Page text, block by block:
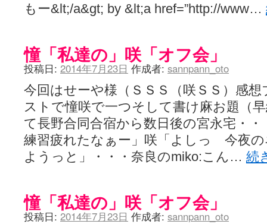
もー&lt;/a&gt; by &lt;a href=”http://www…
憧「私達の」咲「オフ会」
投稿日: 2014年7月23日 作成者: sannpann_oto
今回はせーや様（ＳＳＳ（咲ＳＳ）感
ストで憧咲で一つそして書け麻お題（
て長野合同合宿から数日後の宮永宅・
練習疲れたなぁー」咲「よしっ 今夜
ようっと」・・・奈良のmiko:こん… 続
憧「私達の」咲「オフ会」
投稿日: 2014年7月23日 作成者: sannpann_oto